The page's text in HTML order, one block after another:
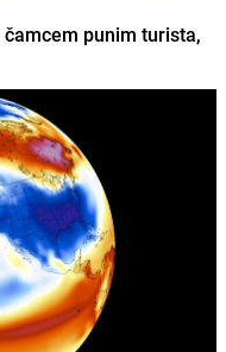
punim turista,